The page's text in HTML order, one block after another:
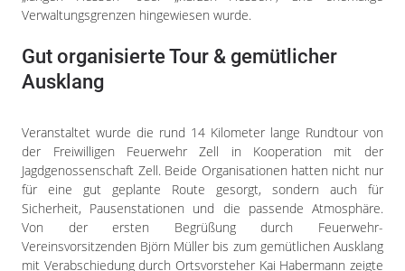
Verwaltungsgrenzen hingewiesen wurde.
Gut organisierte Tour & gemütlicher
Ausklang
Veranstaltet wurde die rund 14 Kilometer lange Rundtour von
der Freiwilligen Feuerwehr Zell in Kooperation mit der
Jagdgenossenschaft Zell. Beide Organisationen hatten nicht nur
für eine gut geplante Route gesorgt, sondern auch für
Sicherheit, Pausenstationen und die passende Atmosphäre.
Von der ersten Begrüßung durch Feuerwehr-
Vereinsvorsitzenden Björn Müller bis zum gemütlichen Ausklang
mit Verabschiedung durch Ortsvorsteher Kai Habermann zeigte